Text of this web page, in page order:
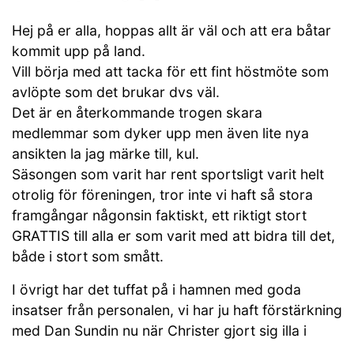
Hej på er alla, hoppas allt är väl och att era båtar
kommit upp på land.
Vill börja med att tacka för ett fint höstmöte som
avlöpte som det brukar dvs väl.
Det är en återkommande trogen skara
medlemmar som dyker upp men även lite nya
ansikten la jag märke till, kul.
Säsongen som varit har rent sportsligt varit helt
otrolig för föreningen, tror inte vi haft så stora
framgångar någonsin faktiskt, ett riktigt stort
GRATTIS till alla er som varit med att bidra till det,
både i stort som smått.
I övrigt har det tuffat på i hamnen med goda
insatser från personalen, vi har ju haft förstärkning
med Dan Sundin nu när Christer gjort sig illa i